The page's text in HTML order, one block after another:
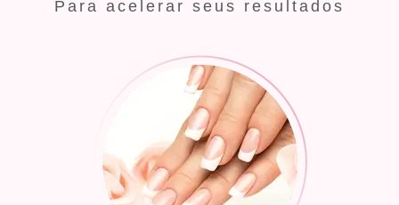
Para acelerar seus resultados